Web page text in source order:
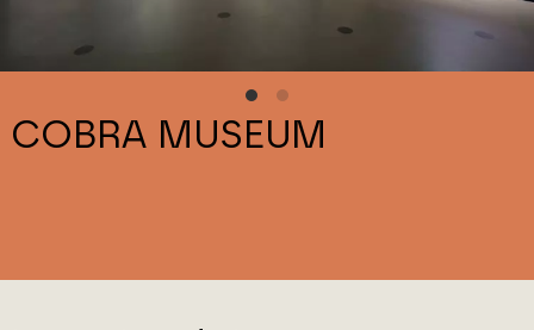
COBRA MUSEUM